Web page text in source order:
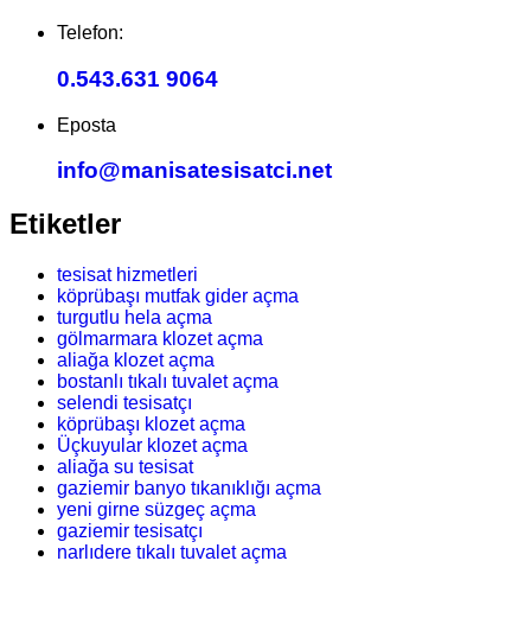
Telefon:
0.543.631 9064
Eposta
info@manisatesisatci.net
Etiketler
tesisat hizmetleri
köprübaşı mutfak gider açma
turgutlu hela açma
gölmarmara klozet açma
aliağa klozet açma
bostanlı tıkalı tuvalet açma
selendi tesisatçı
köprübaşı klozet açma
Üçkuyular klozet açma
aliağa su tesisat
gaziemir banyo tıkanıklığı açma
yeni girne süzgeç açma
gaziemir tesisatçı
narlıdere tıkalı tuvalet açma